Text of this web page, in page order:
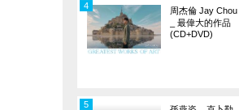
周杰倫 Jay Chou
_ 最偉大的作品
(CD+DVD)
4
5